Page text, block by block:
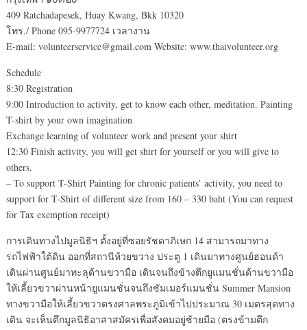
409 Ratchadapesek, Huay Kwang, Bkk 10320
โทร./ Phone 095-9977724 เวลางาน
E-mail: volunteerservice@gmail.com Website: www.thaivolunteer.org
Schedule
8:30 Registration
9:00 Introduction to activity, get to know each other, meditation. Painting
T-shirt by your own imagination
Exchange learning of volunteer work and present your shirt
12:30 Finish activity, you will get shirt for yourself or you will give to
others.
– To support T-Shirt Painting for chronic patients’ activity, you need to
support for T-Shirt of different size from 160 – 330 baht (You can request
for Tax exemption receipt)
การเดินทางไปมูลนิธิฯ ตั้งอยู่ที่ซอยรัชดาภิเษก 14 สามารถมาทาง
รถไฟฟ้าใต้ดิน ออกที่สถานีห้วยขวาง ประตู 1 เดินมาทางศูนย์ฮอนด้า
เดินผ่านศูนย์มาทะลุด้านขวามือ เดินจนถึงข้างตึกยูแมนชั่นด้านขวามือ
ให้เลี้ยวขวาผ่านหน้ายูแมนชั่นจนถึงซัมเมอร์แมนชั่น Summer Mansion
ทางขวามือให้เลี้ยวขวาตรงศาลพระภูมิเข้าไปประมาณ 30 เมตรสุดทาง
เดิน จะเห็นตึกมูลนิธิอาสาสมัครเพื่อสังคมอยู่ซ้ายมือ (ตรงข้ามตึก